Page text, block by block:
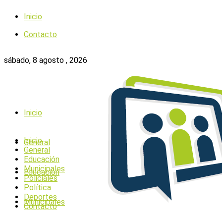
Inicio
Contacto
sábado, 8 agosto , 2026
Inicio
General
Educación
Municipales
Inicio
General
Educación
Municipales
Policiales
Política
Deportes
Contacto